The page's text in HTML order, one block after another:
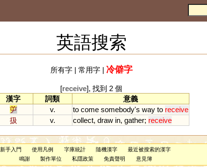
英語搜索
所有字| 常用字| 冷僻字
[receive], 找到 2 個
漢字
詞類
意義
屰
v. to come somebody's way to receive
扱
v. collect, draw in, gather; receive
新手入門 使用凡例 字庫統計 隨機漢字
最近被搜索的漢字
鳴謝
製作單位 私隱政策 免責聲明 意見簿